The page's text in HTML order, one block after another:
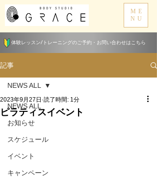
ME
NU
体験レッスン/トレーニングのご予約・お問い合わせはこちら
記事
NEWS ALL
お知らせ
スケジュール
イベント
キャンペーン
NEWS ALL
ピラティスイベント
2023年9月27日 読了時間: 1分